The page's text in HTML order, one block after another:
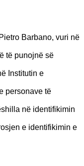
Barbano, vuri në
të punojnë së
Institutin e
personave të
në identifikimin
e identifikimin e